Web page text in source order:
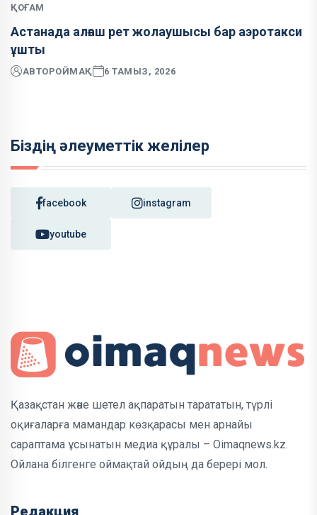
ҚОҒАМ
Астанада алғаш рет жолаушысы бар аэротакси
ұшты
АВТОРОЙМАҚ 6 ТАМЫЗ, 2026
Біздің әлеуметтік желілер
facebook instagram
youtube
Қазақстан және шетел ақпаратын тарататын, түрлі
оқиғаларға мамандар көзқарасы мен арнайы
сараптама ұсынатын медиа құралы – Oimaqnews.kz.
Ойлана білгенге оймақтай ойдың да берері мол.
Редакция